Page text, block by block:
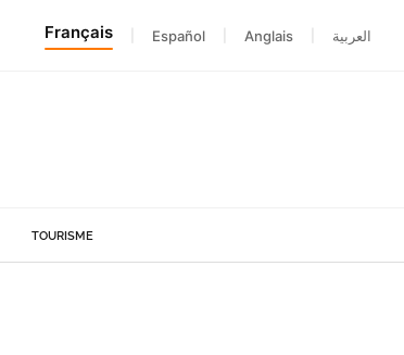
Français Español Anglais العربية
TOURISME